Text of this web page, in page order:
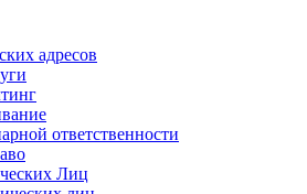
адресов
ответственности
Лиц